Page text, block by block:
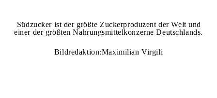
Südzucker ist der größte Zuckerproduzent der Welt und
einer der größten Nahrungsmittelkonzerne Deutschlands.
Bildredaktion:Maximilian Virgili